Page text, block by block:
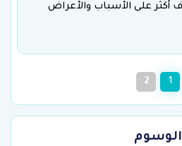
أكثر على الأسباب والأعراض
1
2
الوسوم